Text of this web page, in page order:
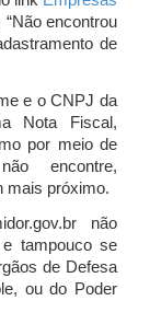
encontrou
de
e o CNPJ da
Nota Fiscal,
por meio de
encontre,
mais próximo.
não
e tampouco se
de Defesa
ou do Poder